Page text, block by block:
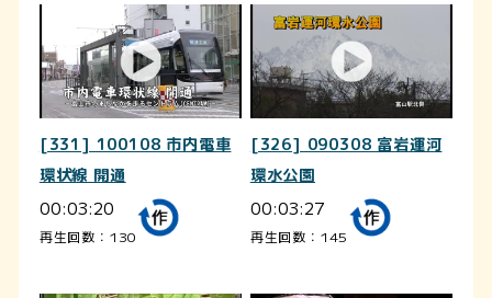
[331] 100108 市内電車
環状線 開通
00:03:20
再生回数：130
[326] 090308 富岩運河
環水公園
00:03:27
再生回数：145